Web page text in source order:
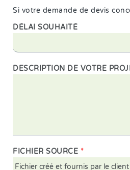
Si votre demande de devis
DÉLAI SOUHAITÉ
DESCRIPTION DE VOTRE
FICHIER SOURCE *